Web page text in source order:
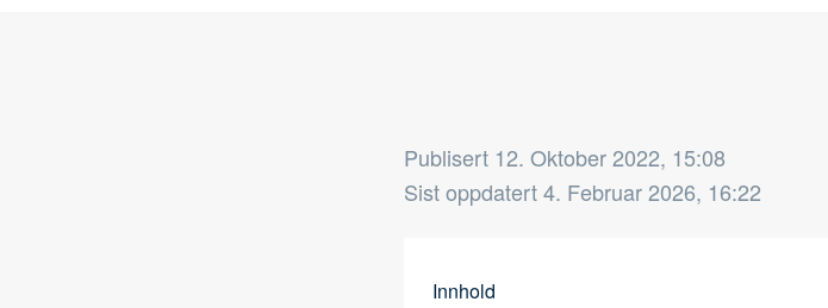
Publisert 12. Oktober 2022, 15:08
Sist oppdatert4. Februar 2026, 16:22
Innhold